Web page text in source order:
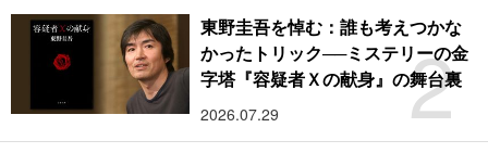
2
東野圭吾を悼む：誰も考えつかな
かったトリック──ミステリーの金
字塔『容疑者Ｘの献身』の舞台裏
2026.07.29